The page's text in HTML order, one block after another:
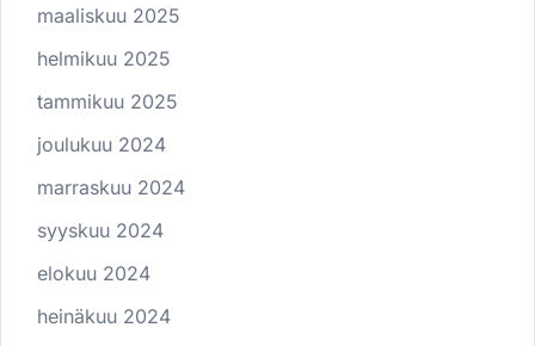
maaliskuu 2025
helmikuu 2025
tammikuu 2025
joulukuu 2024
marraskuu 2024
syyskuu 2024
elokuu 2024
heinäkuu 2024